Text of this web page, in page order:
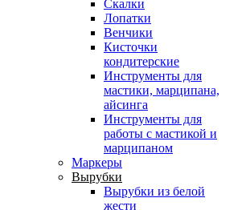
Скалки
Лопатки
Венчики
Кисточки
кондитерские
Инструменты для
мастики, марципана,
айсинга
Инструменты для
работы с мастикой и
марципаном
Маркеры
Вырубки
Вырубки из белой
жести